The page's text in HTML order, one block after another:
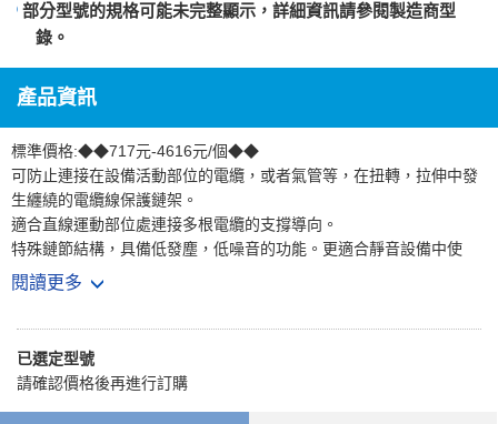
部分型號的規格可能未完整顯示，詳細資訊請參閱製造商型
錄 。
產品資訊
標準價格:◆◆717元-4616元/個◆◆
可防止連接在設備活動部位的電纜，或者氣管等，在扭轉，拉伸中發
生纏繞的電纜線保護鏈架。
適合直線運動部位處連接多根電纜的支撐導向。
特殊鏈節結構，具備低發塵，低噪音的功能。更適合靜音設備中使
用。
閱讀更多
已選定型號
請確認價格後再進行訂購